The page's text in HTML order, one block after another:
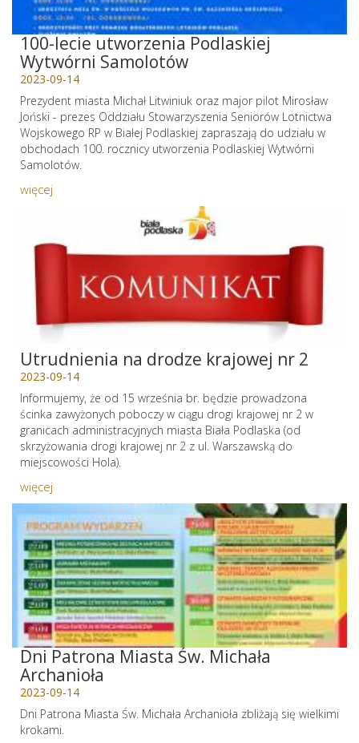
100-lecie utworzenia Podlaskiej
Wytwórni Samolotów
2023-09-14
Prezydent miasta Michał Litwiniuk oraz major pilot Mirosław
Joński - prezes Oddziału Stowarzyszenia Seniorów Lotnictwa
Wojskowego RP w Białej Podlaskiej zapraszają do udziału w
obchodach 100. rocznicy utworzenia Podlaskiej Wytwórni
Samolotów.
więcej
Utrudnienia na drodze krajowej nr 2
2023-09-14
Informujemy, że od 15 września br. będzie prowadzona
ścinka zawyżonych poboczy w ciągu drogi krajowej nr 2 w
granicach administracyjnych miasta Biała Podlaska (od
skrzyżowania drogi krajowej nr 2 z ul. Warszawską do
miejscowości Hola).
więcej
Dni Patrona Miasta Św. Michała
Archanioła
2023-09-14
Dni Patrona Miasta Św. Michała Archanioła zbliżają się wielkimi
krokami.